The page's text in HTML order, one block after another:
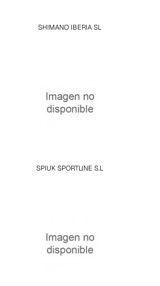
SHIMANO IBERIA SL
SPIUK SPORTLINE S.L